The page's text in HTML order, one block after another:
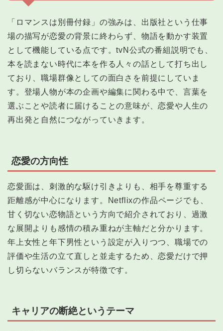
「ロマンスは別冊付録」の強みは、出版社という仕事
場の描写が恋愛の背景に終わらず、物語を動かす装置
として機能している点です。tvN公式の番組説明でも、
本を読まない時代に本を作る人々の話として打ち出し
ており、職場群像としての面白さを前提にしていま
す。登場人物が本の企画や編集に関わる中で、言葉を
選ぶことや読者に届けることの意味が、恋愛や人生の
再出発と自然につながっていきます。
恋愛の方向性
恋愛面は、刺激的な駆け引きよりも、相手を尊重する
距離感が中心になります。Netflixの作品ページでも、
甘く切ない恋物語という方向で紹介されており、過激
な展開よりも感情の積み重ねが主軸だと分かります。
年上女性と年下男性という設定が入りつつ、職場での
評価や生活の立て直しと並走するため、恋愛だけで押
し切らないバランスが特徴です。
キャリアの断絶というテーマ